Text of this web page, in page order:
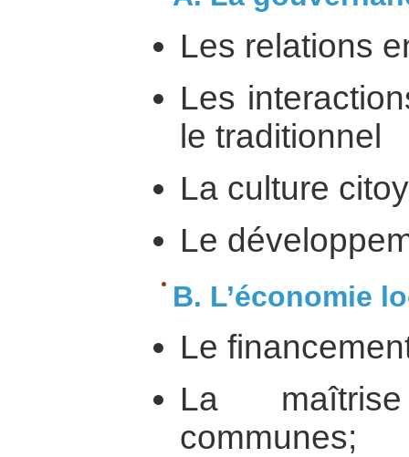
Les relations
Les
le traditionnel
La culture
Le
B. L’économie
Le
La
communes;